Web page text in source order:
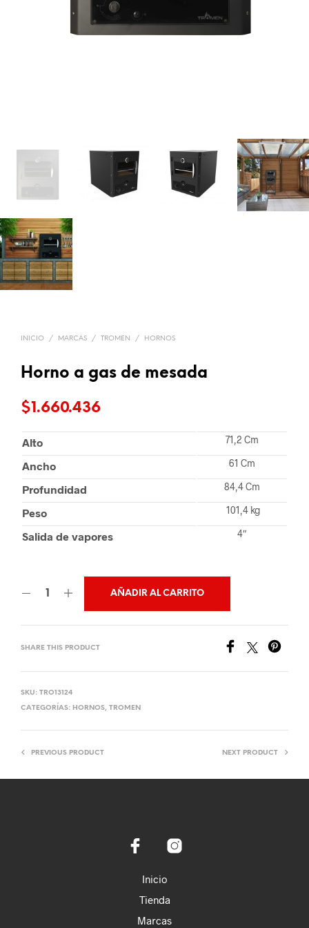
INICIO / MARCAS / TROMEN / HORNOS
Horno a gas de mesada
$1.660.436
Alto 71,2 Cm
Ancho 61 Cm
Profundidad 84,4 Cm
Peso 101,4 kg
Salida de vapores 4″
AÑADIR AL CARRITO
SHARE THIS PRODUCT
SKU: TRO13124
CATEGORÍAS: HORNOS, TROMEN
PREVIOUS PRODUCT NEXT PRODUCT
Inicio
Tienda
Marcas